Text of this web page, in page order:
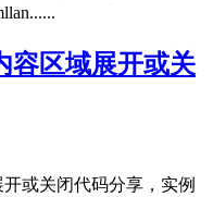
容区域展开或关
或关闭代码分享，实例